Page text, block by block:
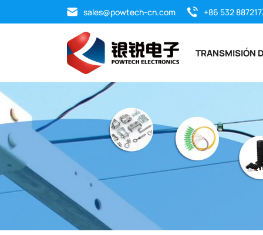
sales@powtech-cn.com +86 532
TRANSMISIÓN
Instalar
herramientas